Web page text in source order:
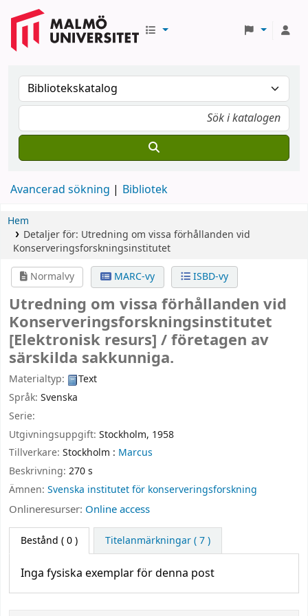
Avancerad sökning Bibliotek
Hem
Detaljer för: Utredning om vissa förhållanden vid
Konserveringsforskningsinstitutet
Normalvy
MARC-vy ISBD-vy
Utredning om vissa förhållanden vid
Konserveringsforskningsinstitutet
[Elektronisk resurs] /företagen av
särskilda sakkunniga.
Materialtyp:
Text
Språk: Svenska
Serie:
Utgivningsuppgift: Stockholm, 1958
Tillverkare: Stockholm : Marcus
Beskrivning: 270 s
Ämnen: Svenska institutet för konserveringsforskning
Onlineresurser: Online access
Bestånd ( 0 ) Titelanmärkningar ( 7 )
Inga fysiska exemplar för denna post